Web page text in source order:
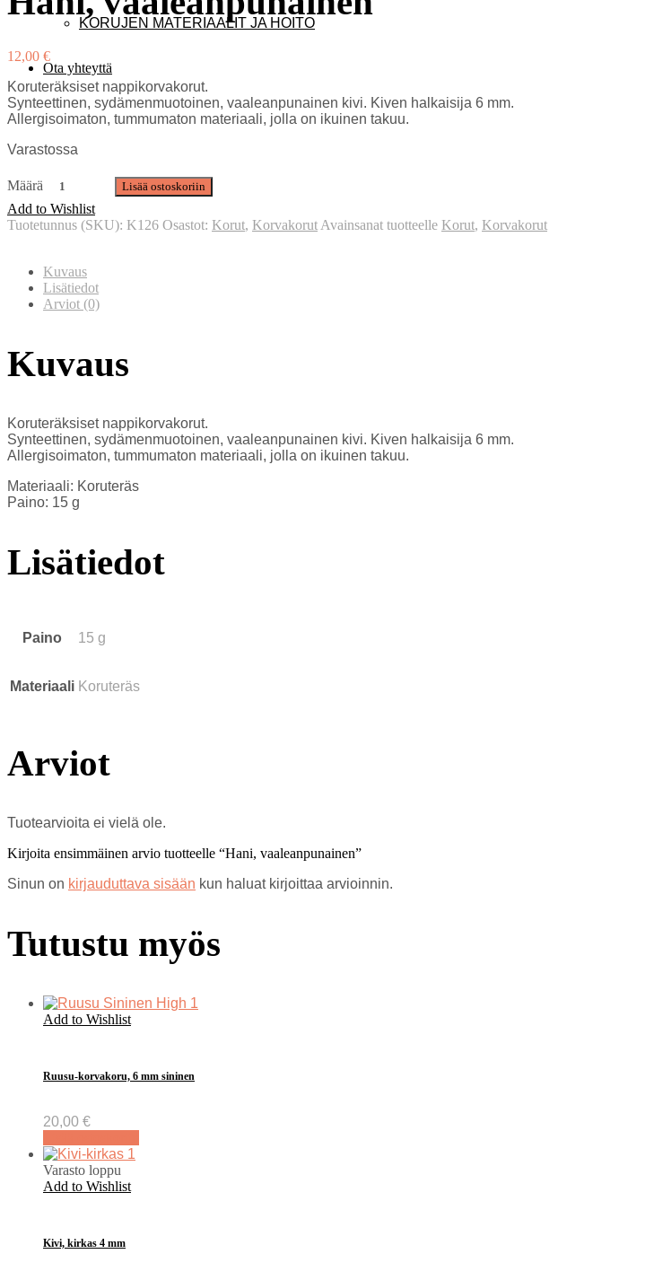
KORUJEN MATERIAALIT JA HOITO
Ota yhteyttä
12,00 €
Koruteräksiset nappikorvakorut.
Synteettinen, sydämenmuotoinen, vaaleanpunainen kivi. Kiven halkaisija 6 mm.
Allergisoimaton, tummumaton materiaali, jolla on ikuinen takuu.
Varastossa
Määrä Lisää ostoskoriin
Add to Wishlist
Tuotetunnus (SKU): K126 Osastot: Korut, Korvakorut Avainsanat tuotteelle Korut, Korvakorut
Kuvaus
Lisätiedot
Arviot (0)
Kuvaus
Koruteräksiset nappikorvakorut.
Synteettinen, sydämenmuotoinen, vaaleanpunainen kivi. Kiven halkaisija 6 mm.
Allergisoimaton, tummumaton materiaali, jolla on ikuinen takuu.
Materiaali: Koruteräs
Paino: 15 g
Lisätiedot
Paino 15 g
Materiaali Koruteräs
Arviot
Tuotearvioita ei vielä ole.
Kirjoita ensimmäinen arvio tuotteelle “Hani, vaaleanpunainen”
Sinun on kirjauduttava sisään kun haluat kirjoittaa arvioinnin.
Tutustu myös
Add to Wishlist
Ruusu-korvakoru, 6 mm sininen
20,00 €
Varasto loppu
Add to Wishlist
Kivi, kirkas 4 mm